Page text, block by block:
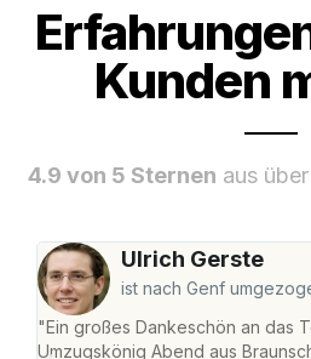
Kunden
4.9 von 5 Sternen aus
Ulrich Gerste
ist nach Genf
"Ein großes Dankeschön an das
Umzugskönig Abend aus